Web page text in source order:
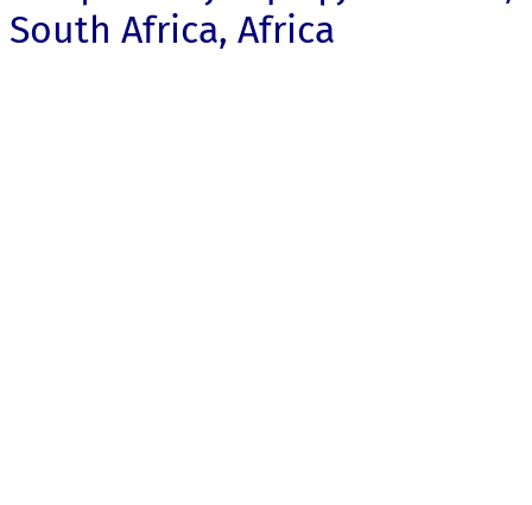
South Africa, Africa